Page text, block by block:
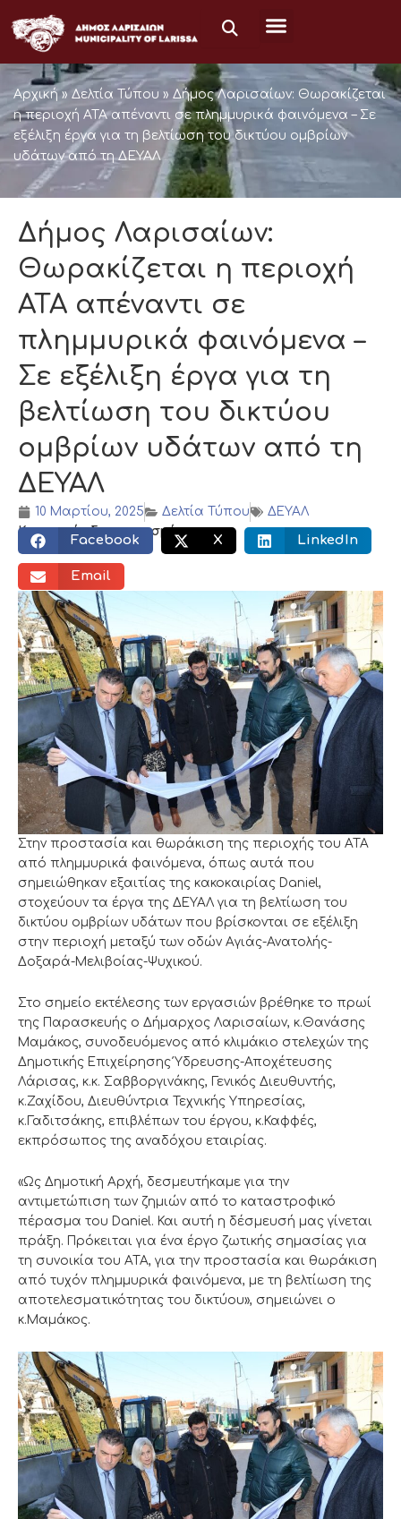
στο
περιεχόμενο
Αρχική » Δελτία Τύπου » Δήμος Λαρισαίων: Θωρακίζεται
η περιοχή ΑΤΑ απέναντι σε πλημμυρικά φαινόμενα – Σε
εξέλιξη έργα για τη βελτίωση του δικτύου ομβρίων
υδάτων από τη ΔΕΥΑΛ
Δήμος Λαρισαίων:
Θωρακίζεται η περιοχή
ΑΤΑ απέναντι σε
πλημμυρικά φαινόμενα –
Σε εξέλιξη έργα για τη
βελτίωση του δικτύου
ομβρίων υδάτων από τη
ΔΕΥΑΛ
10 Μαρτίου, 2025 Δελτία Τύπου
ΔΕΥΑΛ
Κοινωνικός διαμοιρασμός:
Facebook X LinkedIn
Email
Στην προστασία και θωράκιση της περιοχής του ΑΤΑ
από πλημμυρικά φαινόμενα, όπως αυτά που
σημειώθηκαν εξαιτίας της κακοκαιρίας Daniel,
στοχεύουν τα έργα της ΔΕΥΑΛ για τη βελτίωση του
δικτύου ομβρίων υδάτων που βρίσκονται σε εξέλιξη
στην περιοχή μεταξύ των οδών Αγιάς-Ανατολής-
Δοξαρά-Μελιβοίας-Ψυχικού.
Στο σημείο εκτέλεσης των εργασιών βρέθηκε το πρωί
της Παρασκευής ο Δήμαρχος Λαρισαίων, κ.Θανάσης
Μαμάκος, συνοδευόμενος από κλιμάκιο στελεχών της
Δημοτικής Επιχείρησης Ύδρευσης-Αποχέτευσης
Λάρισας, κ.κ. Σαββοργινάκης, Γενικός Διευθυντής,
κ.Ζαχίδου, Διευθύντρια Τεχνικής Υπηρεσίας,
κ.Γαδιτσάκης, επιβλέπων του έργου, κ.Καφφές,
εκπρόσωπος της αναδόχου εταιρίας.
«Ως Δημοτική Αρχή, δεσμευτήκαμε για την
αντιμετώπιση των ζημιών από το καταστροφικό
πέρασμα του Daniel. Και αυτή η δέσμευσή μας γίνεται
πράξη. Πρόκειται για ένα έργο ζωτικής σημασίας για
τη συνοικία του ΑΤΑ, για την προστασία και θωράκιση
από τυχόν πλημμυρικά φαινόμενα, με τη βελτίωση της
αποτελεσματικότητας του δικτύου», σημειώνει ο
κ.Μαμάκος.